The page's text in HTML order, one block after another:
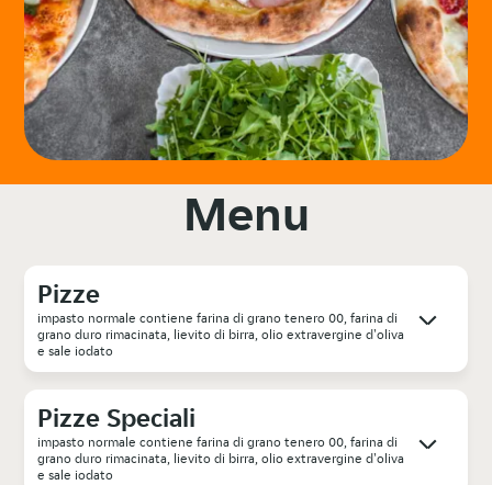
Menu
Pizze
impasto normale contiene farina di grano tenero 00, farina di
grano duro rimacinata, lievito di birra, olio extravergine d'oliva
e sale iodato
Pizze Speciali
impasto normale contiene farina di grano tenero 00, farina di
grano duro rimacinata, lievito di birra, olio extravergine d'oliva
e sale iodato